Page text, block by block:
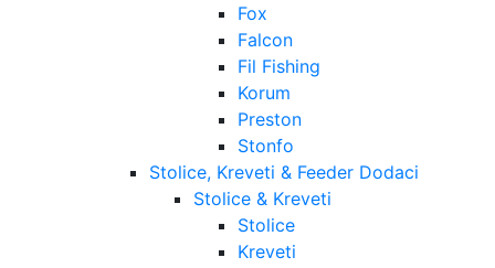
Fox
Falcon
Fil Fishing
Korum
Preston
Stonfo
Stolice, Kreveti & Feeder Dodaci
Stolice & Kreveti
Stolice
Kreveti